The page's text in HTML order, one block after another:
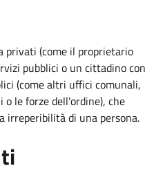
privati (come il proprietario
pubblici o un cittadino con
(come altri uffici comunali,
le forze dell'ordine), che
irreperibilità di una persona.